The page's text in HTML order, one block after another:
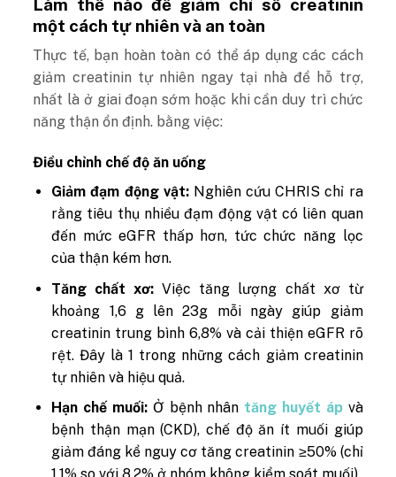
Làm thế nào để giảm chỉ số creatinin
một cách tự nhiên và an toàn
Thực tế, bạn hoàn toàn có thể áp dụng các cách
giảm creatinin tự nhiên ngay tại nhà để hỗ trợ,
nhất là ở giai đoạn sớm hoặc khi cần duy trì chức
năng thận ổn định. bằng việc:
Điều chỉnh chế độ ăn uống
Giảm đạm động vật:Nghiên cứu CHRIS chỉ ra
rằng tiêu thụ nhiều đạm động vật có liên quan
đến mức eGFR thấp hơn, tức chức năng lọc
của thận kém hơn.
Tăng chất xơ:Việc tăng lượng chất xơ từ
khoảng 1,6 g lên 23g mỗi ngày giúp giảm
creatinin trung bình 6,8% và cải thiện eGFR rõ
rệt. Đây là 1 trong những cách giảm creatinin
tự nhiên và hiệu quả.
Hạn chế muối:Ở bệnh nhân tăng huyết ápvà
bệnh thận mạn (CKD), chế độ ăn ít muối giúp
giảm đáng kể nguy cơ tăng creatinin ≥50% (chỉ